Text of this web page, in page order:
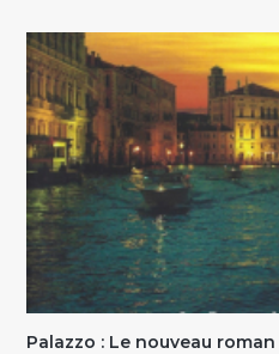
Palazzo : Le nouveau